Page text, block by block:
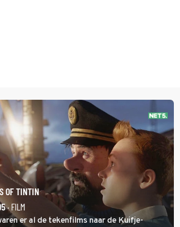
OF TINTIN
· FILM
er al de tekenfilms naar de Kuifje-